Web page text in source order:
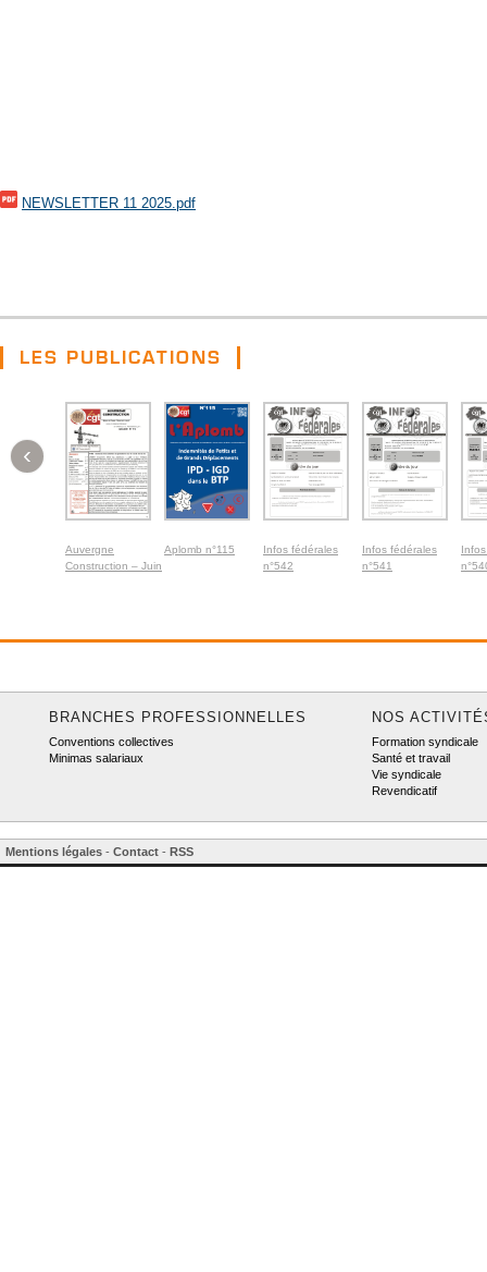
NEWSLETTER 11 2025.pdf
LES PUBLICATIONS
Auvergne
Construction – Juin
Aplomb n°115
Infos fédérales
n°542
Infos fédérales
n°541
‹
BRANCHES PROFESSIONNELLES
Conventions collectives
Minimas salariaux
NOS
Formation syndicale
Santé et travail
Vie syndicale
Revendicatif
Mentions légales - Contact - RSS